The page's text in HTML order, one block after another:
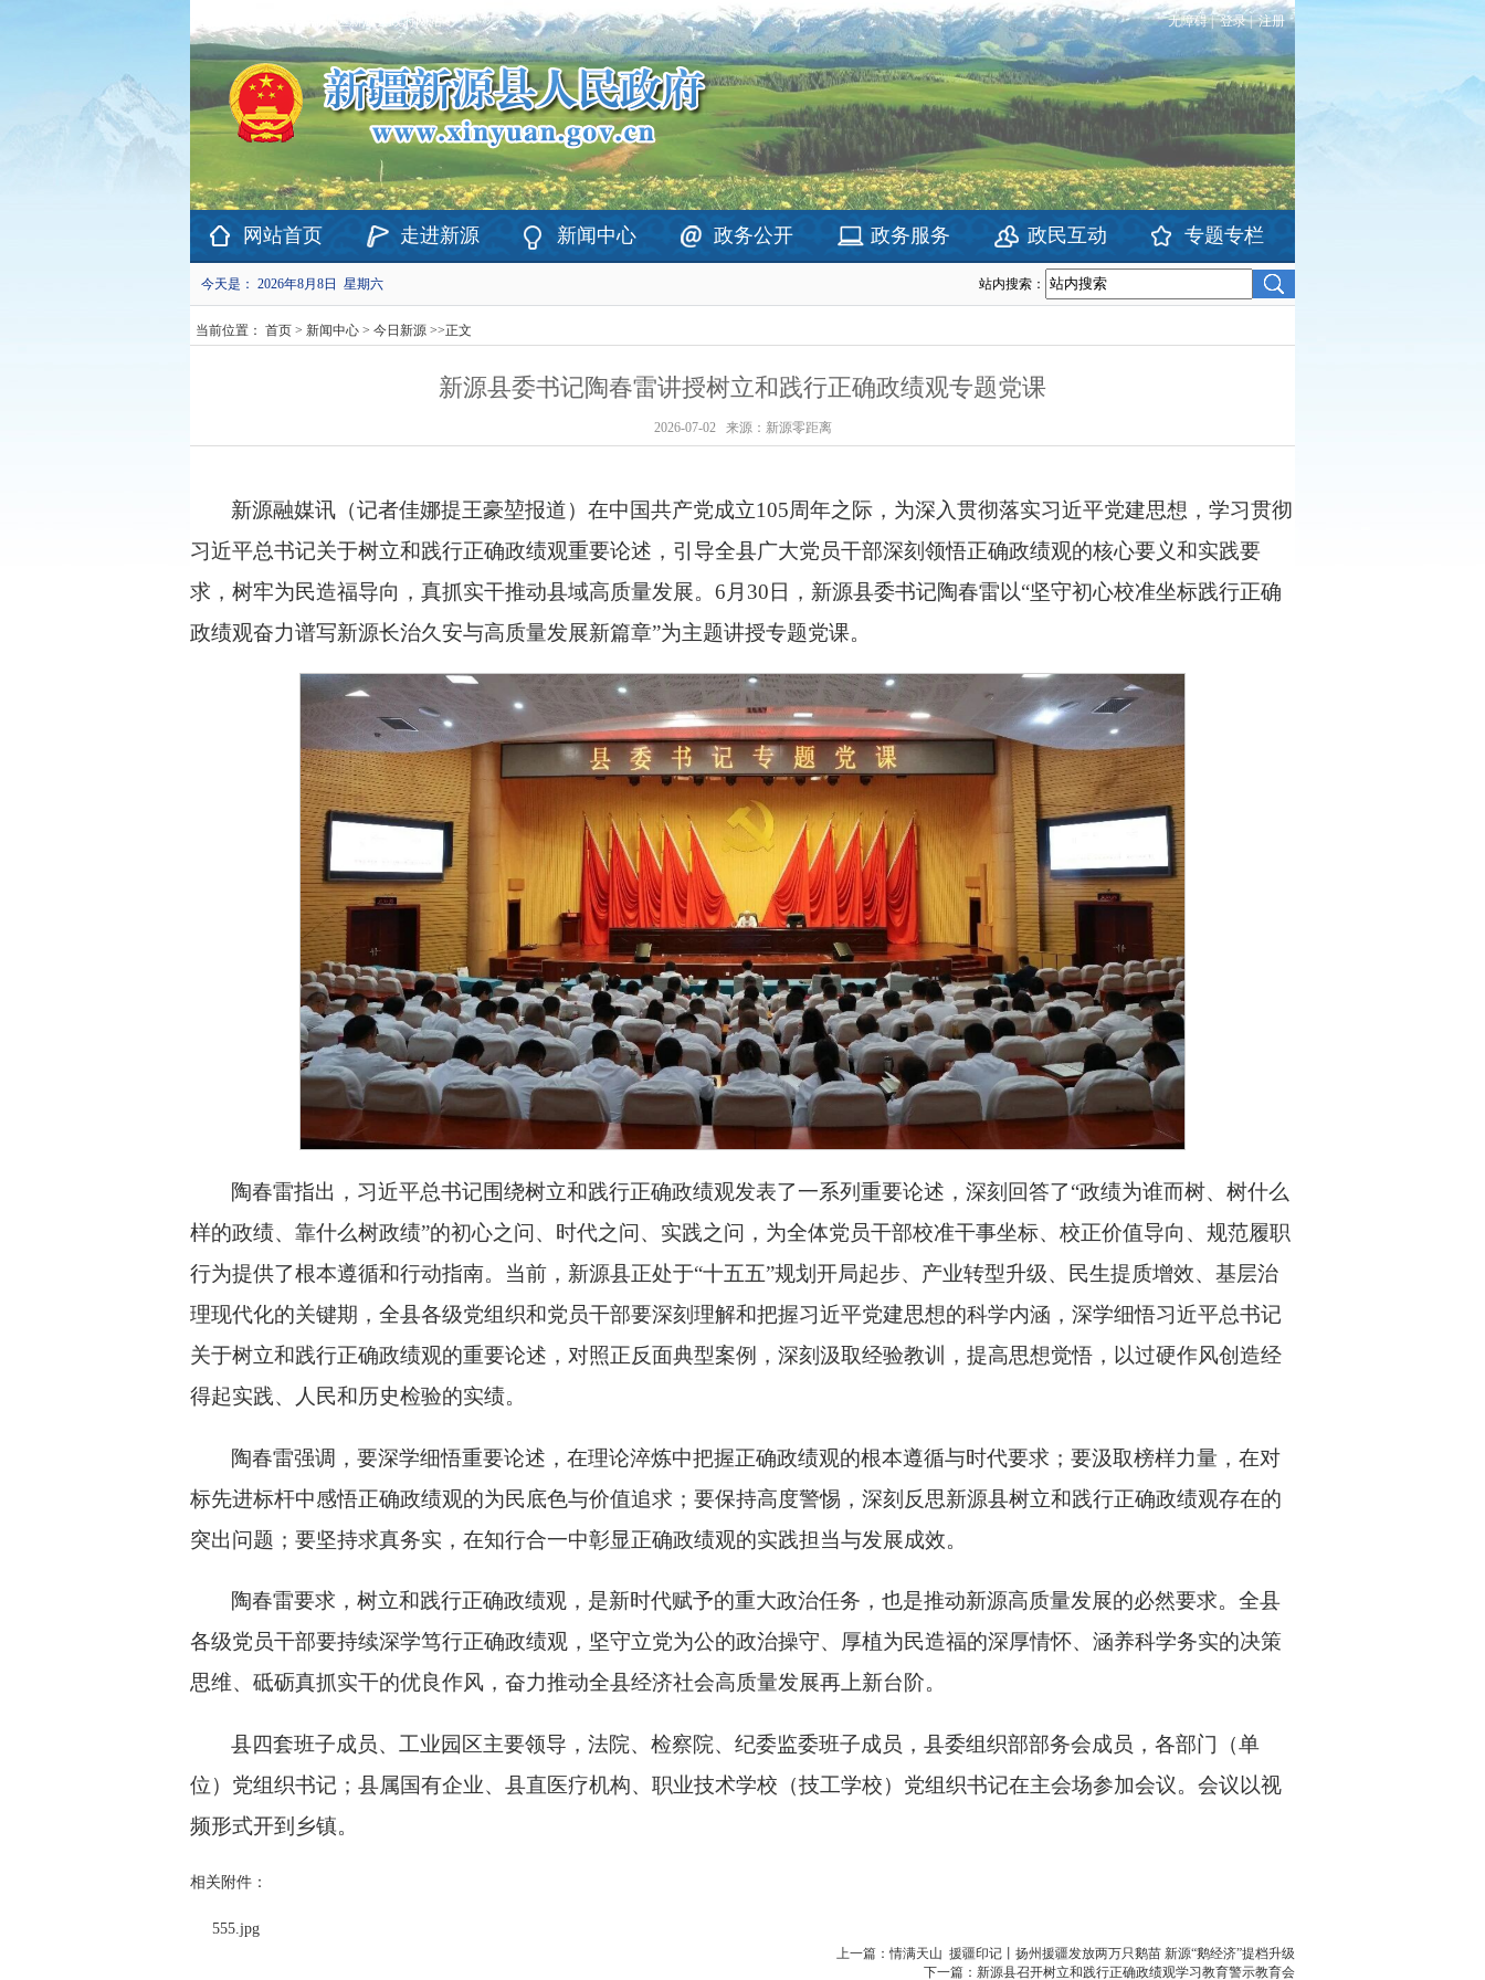
欢迎访问新疆维吾尔自治区新源县政府网站！ 无障碍 | 登录 | 注册
网站首页 走进新源 新闻中心 政务公开 政务服务 政民互动 专题专栏
今天是： 2026年8月8日 星期六 站内搜索：
当前位置： 首页 > 新闻中心 > 今日新源 >>正文
新源县委书记陶春雷讲授树立和践行正确政绩观专题党课
2026-07-02 来源：新源零距离
新源融媒讯（记者佳娜提王豪堃报道）在中国共产党成立105周年之际，为深入贯彻落实习近平党建思想，学习贯彻
习近平总书记关于树立和践行正确政绩观重要论述，引导全县广大党员干部深刻领悟正确政绩观的核心要义和实践要
求，树牢为民造福导向，真抓实干推动县域高质量发展。6月30日，新源县委书记陶春雷以“坚守初心校准坐标践行正确
政绩观奋力谱写新源长治久安与高质量发展新篇章”为主题讲授专题党课。
陶春雷指出，习近平总书记围绕树立和践行正确政绩观发表了一系列重要论述，深刻回答了“政绩为谁而树、树什么
样的政绩、靠什么树政绩”的初心之问、时代之问、实践之问，为全体党员干部校准干事坐标、校正价值导向、规范履职
行为提供了根本遵循和行动指南。当前，新源县正处于“十五五”规划开局起步、产业转型升级、民生提质增效、基层治
理现代化的关键期，全县各级党组织和党员干部要深刻理解和把握习近平党建思想的科学内涵，深学细悟习近平总书记
关于树立和践行正确政绩观的重要论述，对照正反面典型案例，深刻汲取经验教训，提高思想觉悟，以过硬作风创造经
得起实践、人民和历史检验的实绩。
陶春雷强调，要深学细悟重要论述，在理论淬炼中把握正确政绩观的根本遵循与时代要求；要汲取榜样力量，在对
标先进标杆中感悟正确政绩观的为民底色与价值追求；要保持高度警惕，深刻反思新源县树立和践行正确政绩观存在的
突出问题；要坚持求真务实，在知行合一中彰显正确政绩观的实践担当与发展成效。
陶春雷要求，树立和践行正确政绩观，是新时代赋予的重大政治任务，也是推动新源高质量发展的必然要求。全县
各级党员干部要持续深学笃行正确政绩观，坚守立党为公的政治操守、厚植为民造福的深厚情怀、涵养科学务实的决策
思维、砥砺真抓实干的优良作风，奋力推动全县经济社会高质量发展再上新台阶。
县四套班子成员、工业园区主要领导，法院、检察院、纪委监委班子成员，县委组织部部务会成员，各部门（单
位）党组织书记；县属国有企业、县直医疗机构、职业技术学校（技工学校）党组织书记在主会场参加会议。会议以视
频形式开到乡镇。
相关附件：
555.jpg
上一篇：情满天山 援疆印记丨扬州援疆发放两万只鹅苗 新源“鹅经济”提档升级
下一篇：新源县召开树立和践行正确政绩观学习教育警示教育会